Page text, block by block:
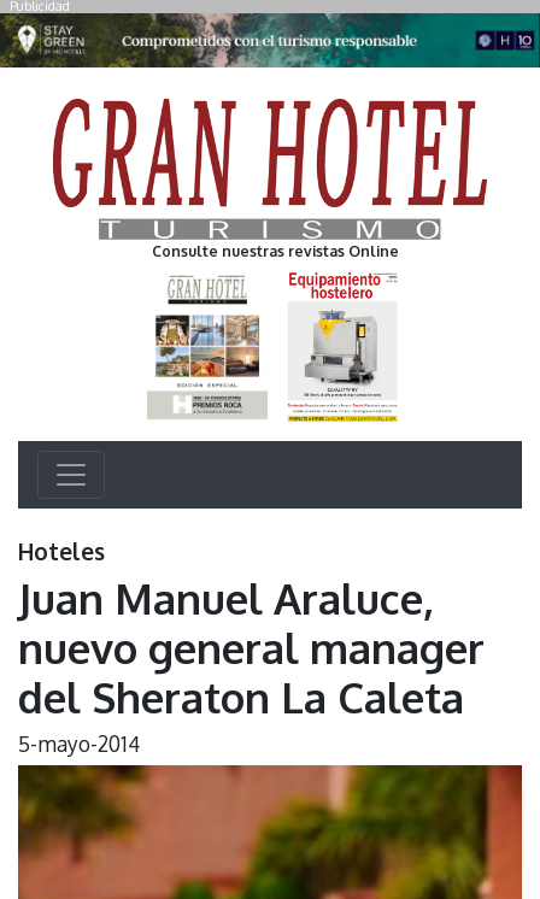
Publicidad
Consulte nuestras revistas Online
Hoteles
Juan Manuel Araluce,
nuevo general manager
del Sheraton La Caleta
5-mayo-2014